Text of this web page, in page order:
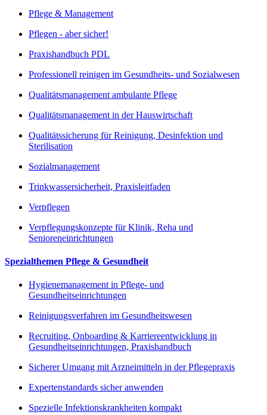
Pflege & Management
Pflegen - aber sicher!
Praxishandbuch PDL
Professionell reinigen im Gesundheits- und Sozialwesen
Qualitätsmanagement ambulante Pflege
Qualitätsmanagement in der Hauswirtschaft
Qualitätssicherung für Reinigung, Desinfektion und
Sterilisation
Sozialmanagement
Trinkwassersicherheit, Praxisleitfaden
Verpflegen
Verpflegungskonzepte für Klinik, Reha und
Senioreneinrichtungen
Spezialthemen Pflege & Gesundheit
Hygienemanagement in Pflege- und
Gesundheitseinrichtungen
Reinigungsverfahren im Gesundheitswesen
Recruiting, Onboarding & Karriereentwicklung in
Gesundheitseinrichtungen, Praxishandbuch
Sicherer Umgang mit Arzneimitteln in der Pflegepraxis
Expertenstandards sicher anwenden
Spezielle Infektionskrankheiten kompakt